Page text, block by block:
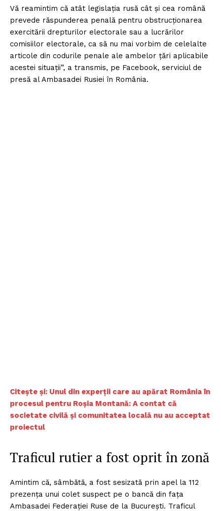
Vă reamintim că atât legislația rusă cât și cea română
prevede răspunderea penală pentru obstrucționarea
exercitării drepturilor electorale sau a lucrărilor
comisiilor electorale, ca să nu mai vorbim de celelalte
articole din codurile penale ale ambelor țări aplicabile
acestei situații”, a transmis, pe Facebook, serviciul de
presă al Ambasadei Rusiei în România.
Citește și: Unul din experții care au apărat România în
procesul pentru Roșia Montană: A contat că
societate civilă și comunitatea locală nu au acceptat
proiectul
Traficul rutier a fost oprit în zonă
Amintim că, sâmbătă, a fost sesizată prin apel la 112
prezența unui colet suspect pe o bancă din fața
Ambasadei Federației Ruse de la București. Traficul